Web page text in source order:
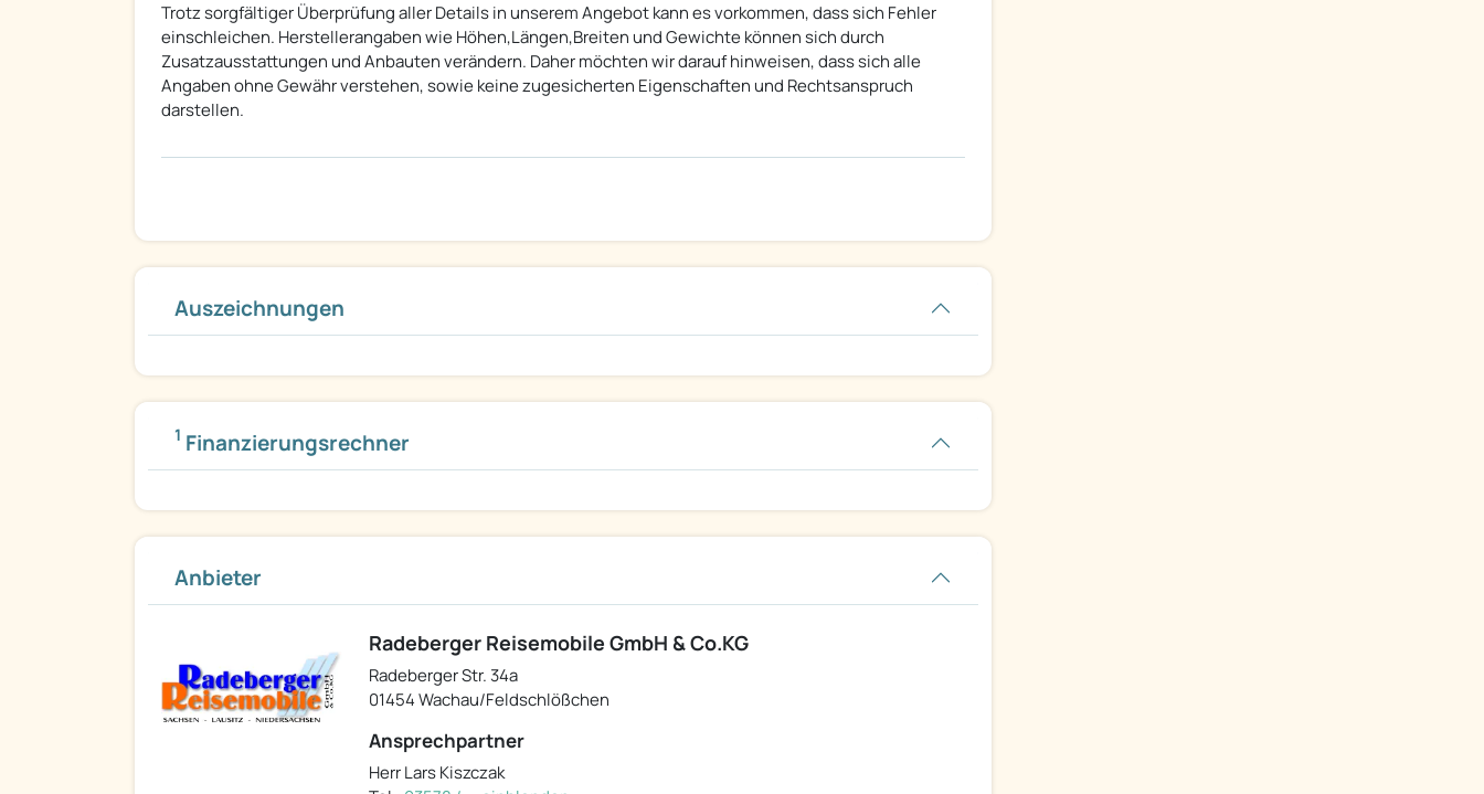
Trotz sorgfältiger Überprüfung aller Details in unserem Angebot kann es vorkommen, dass sich Fehler
einschleichen. Herstellerangaben wie Höhen,Längen,Breiten und Gewichte können sich durch
Zusatzausstattungen und Anbauten verändern. Daher möchten wir darauf hinweisen, dass sich alle
Angaben ohne Gewähr verstehen, sowie keine zugesicherten Eigenschaften und Rechtsanspruch
darstellen.
Auszeichnungen
1 Finanzierungsrechner
Anbieter
Radeberger Reisemobile GmbH & Co.KG
Radeberger Str. 34a
01454 Wachau/Feldschlößchen
Ansprechpartner
Herr Lars Kiszczak